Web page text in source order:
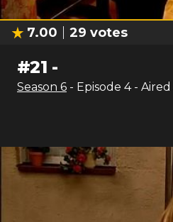
7.00 29 votes
#21 -
Season 6 - Episode 4- Aired